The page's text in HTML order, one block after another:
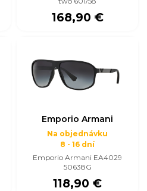
168,90 €
Emporio Armani
Na objednávku
8 - 16 dní
Emporio Armani EA4029
50638G
118,90 €